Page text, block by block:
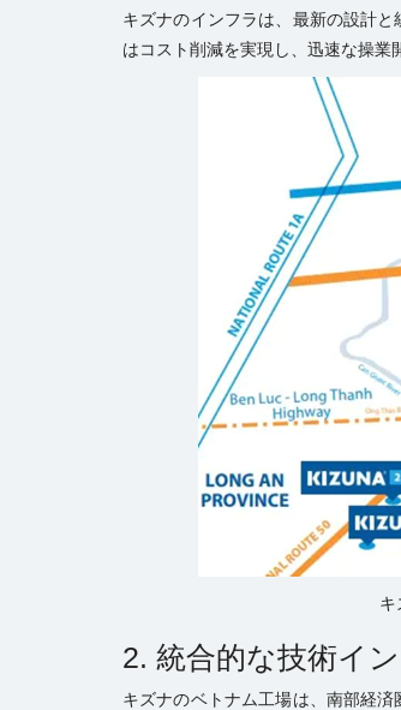
キズナのインフラは、最新の設計
はコスト削減を実現し、迅速な操業
キ
2. 統合的な技術イ
キズナのベトナム工場は、南部経